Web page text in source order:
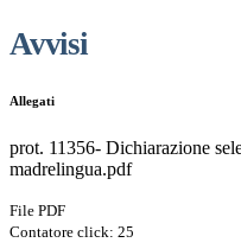
Avvisi
Allegati
prot. 11356- Dichiarazione
madrelingua.pdf
File PDF
Contatore click: 25